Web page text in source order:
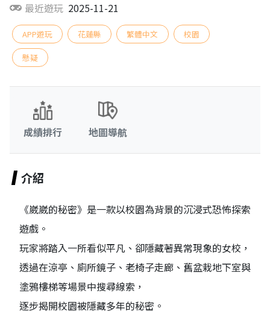
最近遊玩 2025-11-21
APP遊玩 花蓮縣 繁體中文 校園
懸疑
成績排行 地圖導航
介紹
《崴崴的秘密》是一款以校園為背景的沉浸式恐怖探索
遊戲。
玩家將踏入一所看似平凡、卻隱藏著異常現象的女校，
透過在涼亭、廁所鏡子、老椅子走廊、舊盆栽地下室與
塗鴉樓梯等場景中搜尋線索，
逐步揭開校園被隱藏多年的秘密。